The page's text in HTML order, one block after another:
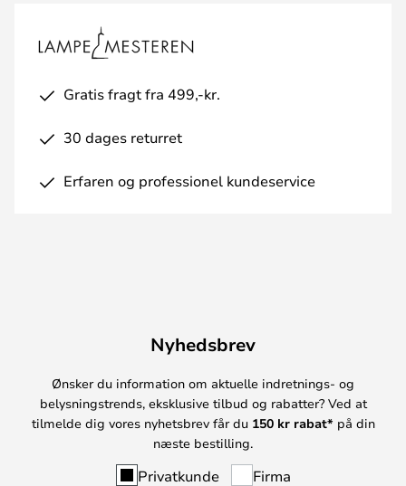
Gratis fragt fra 499,-kr.
30 dages returret
Erfaren og professionel kundeservice
Nyhedsbrev
Ønsker du information om aktuelle indretnings- og
belysningstrends, eksklusive tilbud og rabatter? Ved at
tilmelde dig vores nyhetsbrev får du 150 kr rabat* på din
næste bestilling.
Privatkunde Firma